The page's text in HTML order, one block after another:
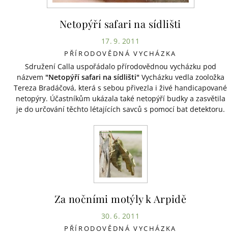
Netopýří safari na sídlišti
17. 9. 2011
PŘÍRODOVĚDNÁ VYCHÁZKA
Sdružení Calla uspořádalo přírodovědnou vycházku pod
názvem "Netopýří safari na sídlišti"Vycházku vedla zooložka
Tereza Bradáčová, která s sebou přivezla i živé handicapované
netopýry. Účastníkům ukázala také netopýří budky a zasvětila
je do určování těchto létajících savců s pomocí bat detektoru.
Za nočními motýly k Arpidě
30. 6. 2011
PŘÍRODOVĚDNÁ VYCHÁZKA